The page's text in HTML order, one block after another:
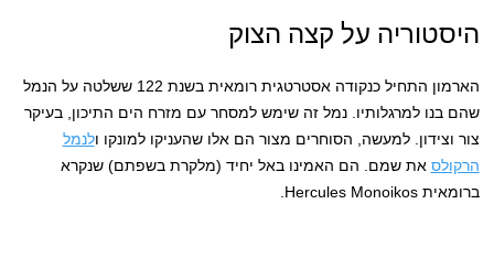
היסטוריה על קצה הצוק
הארמון התחיל כנקודה אסטרטגית רומאית בשנת 122 ששלטה על הנמל
שהם בנו למרגלותיו. נמל זה שימש למסחר עם מזרח הים התיכון, בעיקר
צור וצידון. למעשה, הסוחרים מצור הם אלו שהעניקו למונקו ולנמל
הרקולס את שמם. הם האמינו באל יחיד (מלקרת בשפתם) שנקרא
ברומאית Hercules Monoikos.